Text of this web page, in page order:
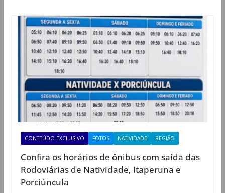
CONTEÚDO EXCLUSIVO FOTOS NATIVIDADE REGIÃO
Confira os horários de ônibus com saída das
Rodoviárias de Natividade, Itaperuna e
Porciúncula